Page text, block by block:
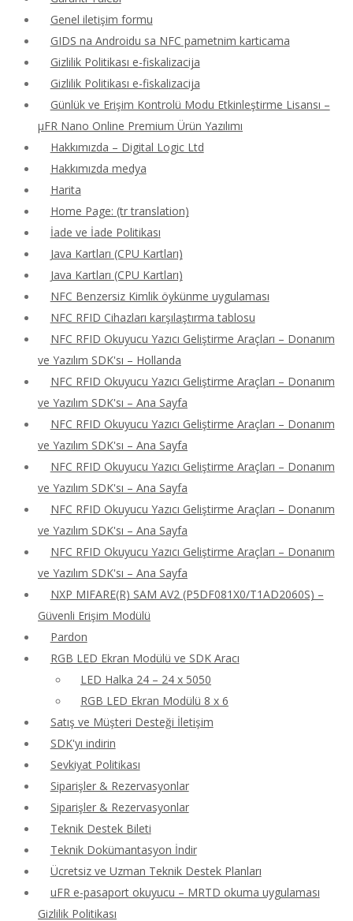
Genel iletişim formu
GIDS na Androidu sa NFC pametnim karticama
Gizlilik Politikası e-fiskalizacija
Gizlilik Politikası e-fiskalizacija
Günlük ve Erişim Kontrolü Modu Etkinleştirme Lisansı –
μFR Nano Online Premium Ürün Yazılımı
Hakkımızda – Digital Logic Ltd
Hakkımızda medya
Harita
Home Page: (tr translation)
İade ve İade Politikası
Java Kartları (CPU Kartları)
Java Kartları (CPU Kartları)
NFC Benzersiz Kimlik öykünme uygulaması
NFC RFID Cihazları karşılaştırma tablosu
NFC RFID Okuyucu Yazıcı Geliştirme Araçları – Donanım
ve Yazılım SDK'sı – Hollanda
NFC RFID Okuyucu Yazıcı Geliştirme Araçları – Donanım
ve Yazılım SDK'sı – Ana Sayfa
NFC RFID Okuyucu Yazıcı Geliştirme Araçları – Donanım
ve Yazılım SDK'sı – Ana Sayfa
NFC RFID Okuyucu Yazıcı Geliştirme Araçları – Donanım
ve Yazılım SDK'sı – Ana Sayfa
NFC RFID Okuyucu Yazıcı Geliştirme Araçları – Donanım
ve Yazılım SDK'sı – Ana Sayfa
NFC RFID Okuyucu Yazıcı Geliştirme Araçları – Donanım
ve Yazılım SDK'sı – Ana Sayfa
NXP MIFARE(R) SAM AV2 (P5DF081X0/T1AD2060S) –
Güvenli Erişim Modülü
Pardon
RGB LED Ekran Modülü ve SDK Aracı
LED Halka 24 – 24 x 5050
RGB LED Ekran Modülü 8 x 6
Satış ve Müşteri Desteği İletişim
SDK'yı indirin
Sevkiyat Politikası
Siparişler & Rezervasyonlar
Siparişler & Rezervasyonlar
Teknik Destek Bileti
Teknik Dokümantasyon İndir
Ücretsiz ve Uzman Teknik Destek Planları
uFR e-pasaport okuyucu – MRTD okuma uygulaması
Gizlilik Politikası